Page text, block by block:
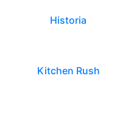
Historia
Kitchen Rush